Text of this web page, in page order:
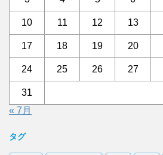
10 11 12 13
17 18 19 20
24 25 26 27
31
« 7月
タグ